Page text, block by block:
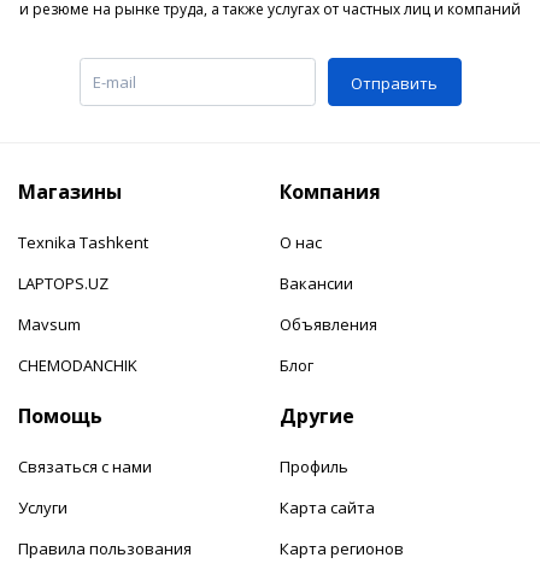
и резюме на рынке труда, а также услугах от частных лиц и компаний
Отправить
Магазины
Texnika Tashkent
LAPTOPS.UZ
Mavsum
CHEMODANCHIK
Компания
О нас
Вакансии
Объявления
Блог
Помощь
Связаться с нами
Услуги
Правила пользования
Другие
Профиль
Карта сайта
Карта регионов